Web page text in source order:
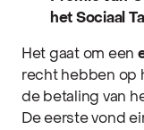
het Sociaal
Het gaat om een
recht hebben op
de betaling van
De eerste vond